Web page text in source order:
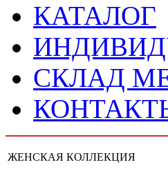
КАТАЛОГ
СКЛАД
ЖЕНСКАЯ КОЛЛЕКЦИЯ